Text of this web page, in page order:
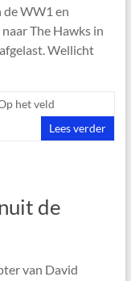
de WW1 en
The Hawks in
Wellicht
het veld
Lees verder
de
van David